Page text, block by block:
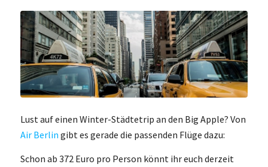
Lust auf einen Winter-Städtetrip an den Big Apple? Von
Air Berlin gibt es gerade die passenden Flüge dazu:
Schon ab 372 Euro pro Person könnt ihr euch derzeit